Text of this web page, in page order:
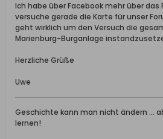
Ich habe über Facebook mehr über das
versuche gerade die Karte für unser
geht wirklich um den Versuch die
Marienburg-Burganlage
Herzliche Grüße
Uwe
Geschichte kann man nicht ändern ...
lernen!